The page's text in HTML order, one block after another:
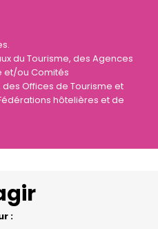
du Tourisme, des Agences
et/ou Comités
Offices de Tourisme et
hôtelières et de
: